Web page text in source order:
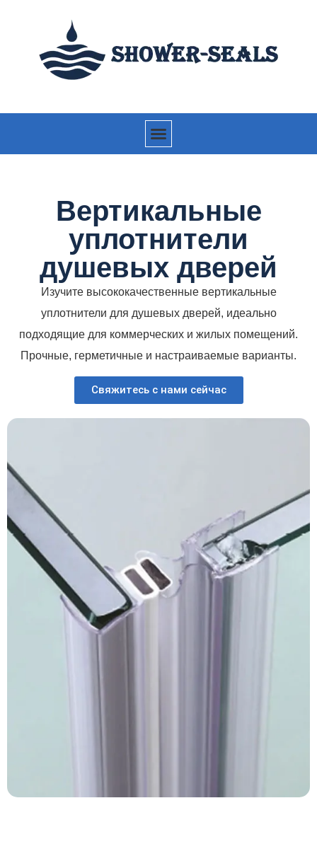
Вертикальные
уплотнители
душевых дверей
Изучите высококачественные вертикальные
уплотнители для душевых дверей, идеально
подходящие для коммерческих и жилых помещений.
Прочные, герметичные и настраиваемые варианты.
Свяжитесь с нами сейчас